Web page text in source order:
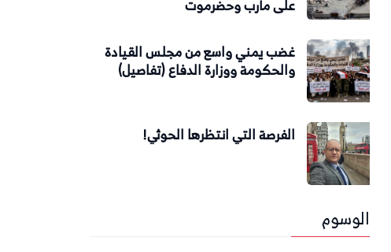
على مأرب وحضرموت
غضب يمني واسع من مجلس القيادة
والحكومة ووزارة الدفاع (تفاصيل)
الفرصة التي انتظرها الحوثي!
الوسوم